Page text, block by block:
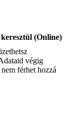
(Online)
végig
férhet hozzá